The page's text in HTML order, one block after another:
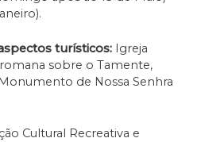
turísticos: Igreja
sobre o Tamente,
de Nossa Senhra
Cultural Recreativa e